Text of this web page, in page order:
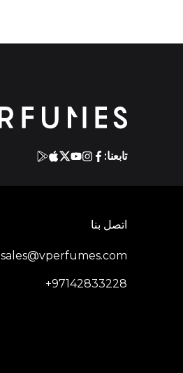
تابعنا:
اتصل بنا
sales@vperfumes.com
+97142833228